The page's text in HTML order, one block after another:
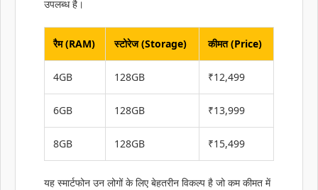
उपलब्ध है।
रैम (RAM) स्टोरेज (Storage) कीमत (Price)
4GB 128GB ₹12,499
6GB 128GB ₹13,999
8GB 128GB ₹15,499
यह स्मार्टफोन उन लोगों के लिए बेहतरीन विकल्प है जो कम कीमत में